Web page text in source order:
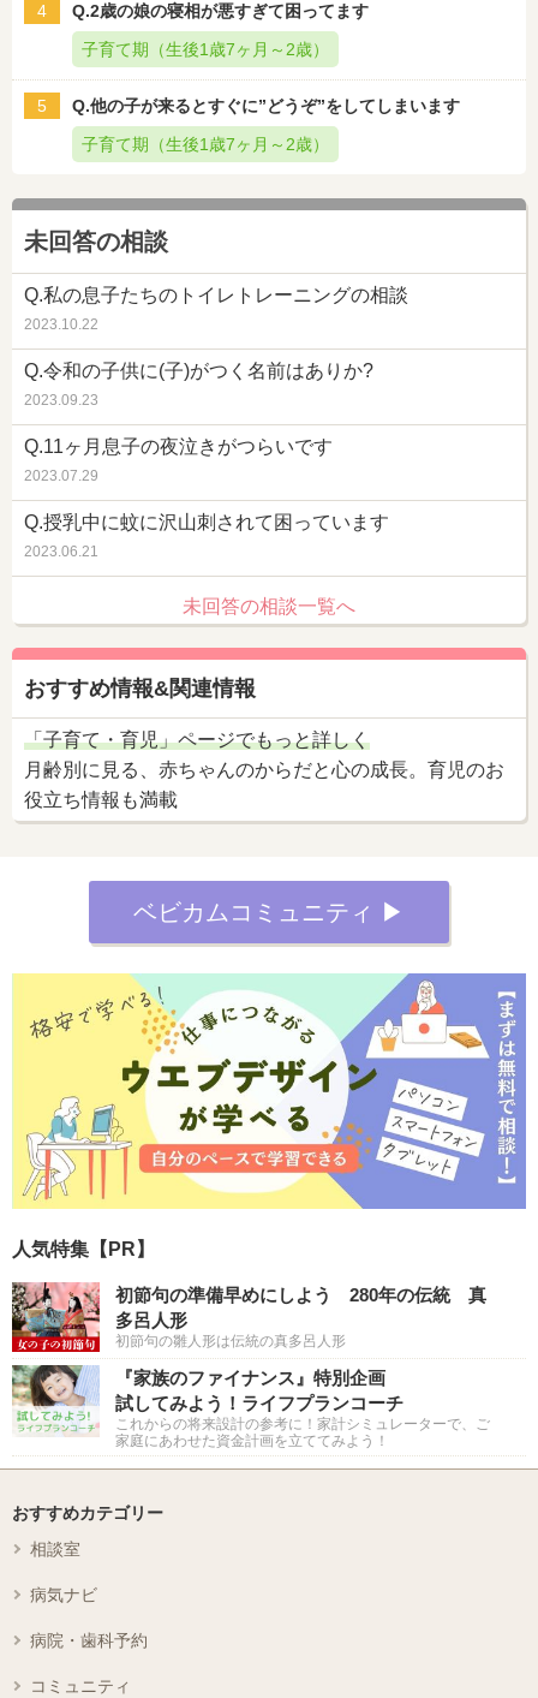
4
Q.2歳の娘の寝相が悪すぎて困ってます
子育て期（生後1歳7ヶ月～2歳）
5
Q.他の子が来るとすぐに”どうぞ”をしてしまいます
子育て期（生後1歳7ヶ月～2歳）
未回答の相談
Q.私の息子たちのトイレトレーニングの相談
2023.10.22
Q.令和の子供に(子)がつく名前はありか?
2023.09.23
Q.11ヶ月息子の夜泣きがつらいです
2023.07.29
Q.授乳中に蚊に沢山刺されて困っています
2023.06.21
未回答の相談一覧へ
おすすめ情報&関連情報
「子育て・育児」ページでもっと詳しく
月齢別に見る、赤ちゃんのからだと心の成長。育児のお
役立ち情報も満載
ベビカムコミュニティ ▶︎
人気特集【PR】
初節句の準備早めにしよう 280年の伝統 真
多呂人形
初節句の雛人形は伝統の真多呂人形
『家族のファイナンス』特別企画
試してみよう！ライフプランコーチ
これからの将来設計の参考に！家計シミュレーターで、ご
家庭にあわせた資金計画を立ててみよう！
おすすめカテゴリー
相談室
病気ナビ
病院・歯科予約
コミュニティ